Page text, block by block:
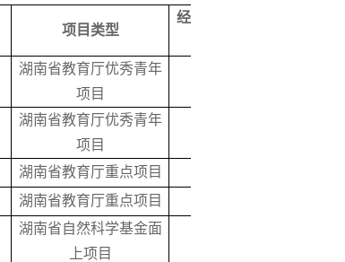
项目类型
经费(万
湖南省教育厅优秀青年
项目
湖南省教育厅优秀青年
项目
湖南省教育厅重点项目
湖南省教育厅重点项目
湖南省自然科学基金面
上项目